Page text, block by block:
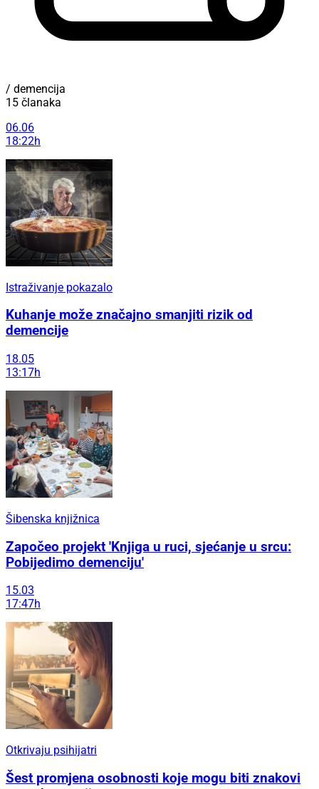
/ demencija
15 članaka
06.06
18:22h
Istraživanje pokazalo
Kuhanje može značajno smanjiti rizik od
demencije
18.05
13:17h
Šibenska knjižnica
Započeo projekt 'Knjiga u ruci, sjećanje u srcu:
Pobijedimo demenciju'
15.03
17:47h
Otkrivaju psihijatri
Šest promjena osobnosti koje mogu biti znakovi